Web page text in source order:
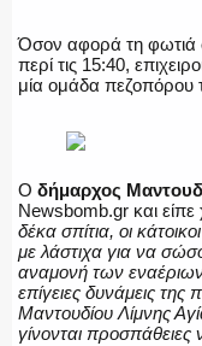
Η ΦΩΝΗ ΣΟΥ
ΟΠΛΑ/ΕΞΟΠΛΙΣΜΟΣ
ΟΜΑΔΕΣ ΕΛ.ΑΣ.
Όσον αφορά τη φωτιά
περί τις 15:40,
μία ομάδα
Ο δήμαρχος
Newsbomb.gr και είπε
δέκα σπίτια, οι
με λάστιχα για να
αναμονή των
επίγειες δυνάμεις
Μαντουδίου Λίμνης
γίνονται προσπάθειες